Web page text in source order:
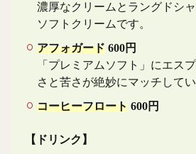
濃厚なクリームとラングドシ
ソフトクリームです。
アフォガード 600円
「プレミアムソフト」にエス
さと苦さが絶妙にマッチしてい
コーヒーフロート 600円
【ドリンク】